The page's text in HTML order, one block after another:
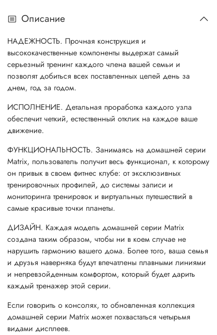
Описание
НАДЕЖНОСТЬ. Прочная конструкция и
высококачественные компоненты выдержат самый
серьезный тренинг каждого члена вашей семьи и
позволят добиться всех поставленных целей день за
днем, год за годом.
ИСПОЛНЕНИЕ. Детальная проработка каждого узла
обеспечит четкий, естественный отклик на каждое ваше
движение.
ФУНКЦИОНАЛЬНОСТЬ. Занимаясь на домашней серии
Matrix, пользователь получит весь функционал, к которому
он привык в своем фитнес клубе: от эксклюзивных
тренировочных профилей, до системы записи и
мониторинга тренировок и виртуальных путешествий в
самые красивые точки планеты.
ДИЗАЙН. Каждая модель домашней серии Matrix
создана таким образом, чтобы ни в коем случае не
нарушить гармонию вашего дома. Более того, ваша семья
и друзья наверняка будут впечатлены плавными линиями
и непревзойденным комфортом, который будет дарить
каждый тренажер этой серии.
Если говорить о консолях, то обновленная коллекция
домашней серии Matrix может похвастаться четырьмя
видами дисплеев.